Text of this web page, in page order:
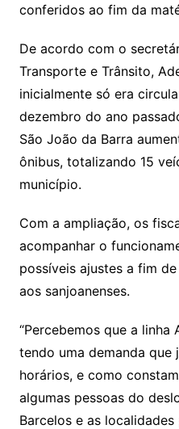
conferidos ao fim da
De acordo com o
Transporte e Trânsito,
inicialmente só era
dezembro do ano
São João da Barra
ônibus, totalizando 15
município.
Com a ampliação, os
acompanhar o
possíveis ajustes a fim
aos sanjoanenses.
“Percebemos que a linha
tendo uma demanda
horários, e como
algumas pessoas do
Barcelos e as